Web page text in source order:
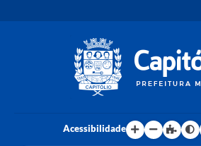
Acessibilidade